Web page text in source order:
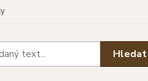
Hledat